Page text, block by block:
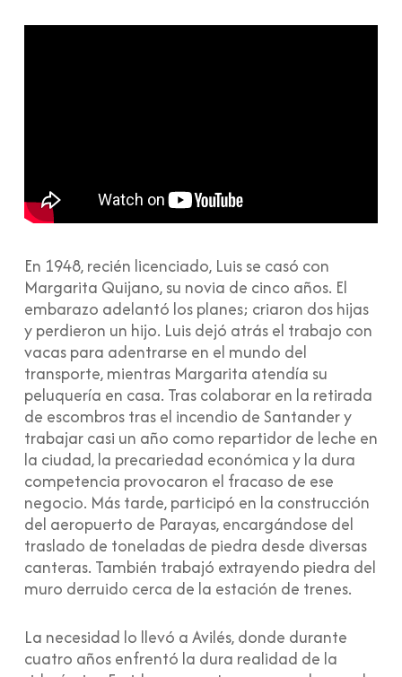
En 1948, recién licenciado, Luis se casó con
Margarita Quijano, su novia de cinco años. El
embarazo adelantó los planes; criaron dos hijas
y perdieron un hijo. Luis dejó atrás el trabajo con
vacas para adentrarse en el mundo del
transporte, mientras Margarita atendía su
peluquería en casa. Tras colaborar en la retirada
de escombros tras el incendio de Santander y
trabajar casi un año como repartidor de leche en
la ciudad, la precariedad económica y la dura
competencia provocaron el fracaso de ese
negocio. Más tarde, participó en la construcción
del aeropuerto de Parayas, encargándose del
traslado de toneladas de piedra desde diversas
canteras. También trabajó extrayendo piedra del
muro derruido cerca de la estación de trenes.
La necesidad lo llevó a Avilés, donde durante
cuatro años enfrentó la dura realidad de la